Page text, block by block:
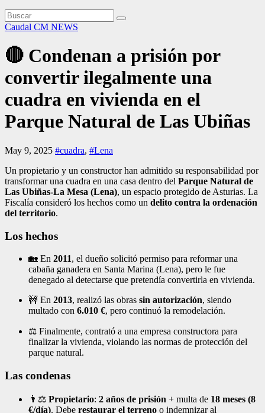
Caudal CM NEWS
🔴 Condenan a prisión por
convertir ilegalmente una
cuadra en vivienda en el
Parque Natural de Las Ubiñas
May 9, 2025 #cuadra, #Lena
Un propietario y un constructor han admitido su responsabilidad por
transformar una cuadra en una casa dentro del Parque Natural de
Las Ubiñas-La Mesa (Lena), un espacio protegido de Asturias. La
Fiscalía consideró los hechos como un delito contra la ordenación
del territorio.
Los hechos
🏡 En 2011, el dueño solicitó permiso para reformar una
cabaña ganadera en Santa Marina (Lena), pero le fue
denegado al detectarse que pretendía convertirla en vivienda.
🚧 En 2013, realizó las obras sin autorización, siendo
multado con 6.010 €, pero continuó la remodelación.
⚖️ Finalmente, contrató a una empresa constructora para
finalizar la vivienda, violando las normas de protección del
parque natural.
Las condenas
👨⚖️ Propietario: 2 años de prisión + multa de 18 meses (8
€/día). Debe restaurar el terreno o indemnizar al